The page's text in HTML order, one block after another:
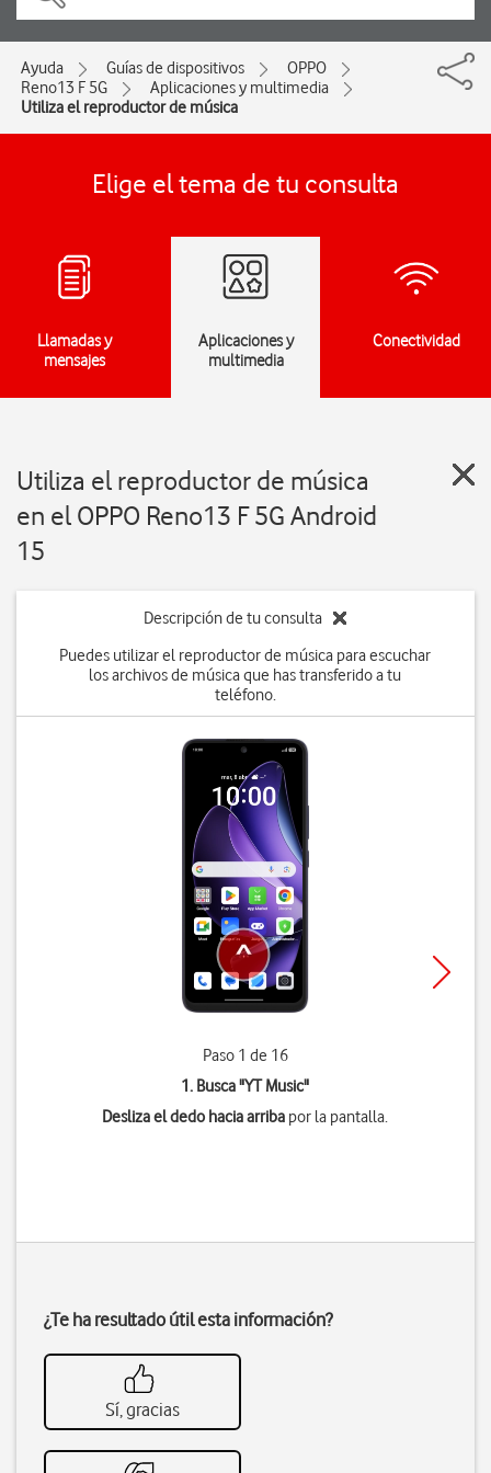
Ayuda Guías de dispositivos
OPPO
Reno13 F 5G
Aplicaciones y multimedia
Utiliza el reproductor de música
Elige el tema de tu consulta
Llamadas y
mensajes
Aplicaciones y
multimedia
Conectividad
Utiliza el reproductor de música
en el OPPO Reno13 F 5G Android
15
Descripción de tu consulta
Puedes utilizar el reproductor de música para escuchar
los archivos de música que has transferido a tu
teléfono.
Paso 1 de 16
1. Busca "YT Music"
Desliza el dedo hacia arriba por la pantalla.
¿Te ha resultado útil esta información?
Sí, gracias